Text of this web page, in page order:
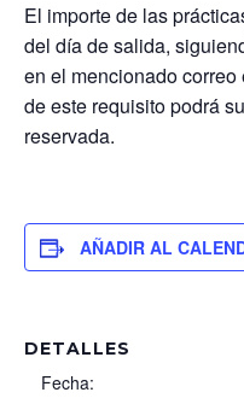
El importe de las
del día de salida,
en el mencionado
de este requisito podrá
reservada.
AÑADIR AL
DETALLES
Fecha: